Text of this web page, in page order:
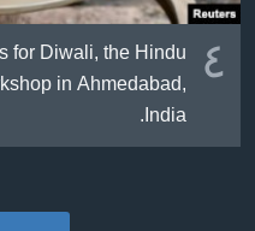
٤ for Diwali, the Hindu
in Ahmedabad,
India.